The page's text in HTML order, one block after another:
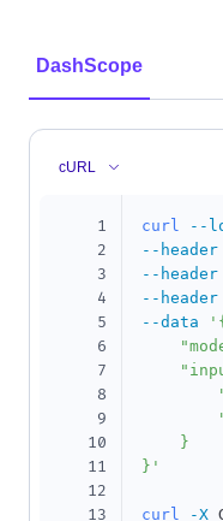
DashScope
cURL
1
2
3
4
5
6
7
8
9
10
11
12
13
curl --
--header
--header
--header
--data
'{
    }
}'
curl -X